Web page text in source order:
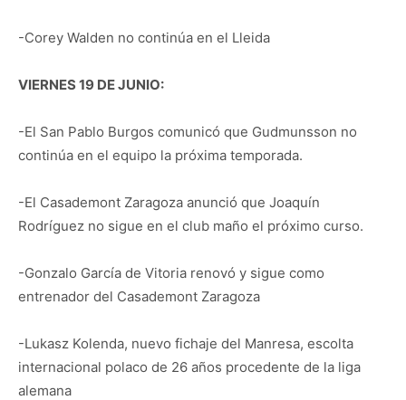
-Corey Walden no continúa en el Lleida
VIERNES 19 DE JUNIO:
-El San Pablo Burgos comunicó que Gudmunsson no
continúa en el equipo la próxima temporada.
-El Casademont Zaragoza anunció que Joaquín
Rodríguez no sigue en el club maño el próximo curso.
-Gonzalo García de Vitoria renovó y sigue como
entrenador del Casademont Zaragoza
-Lukasz Kolenda, nuevo fichaje del Manresa, escolta
internacional polaco de 26 años procedente de la liga
alemana